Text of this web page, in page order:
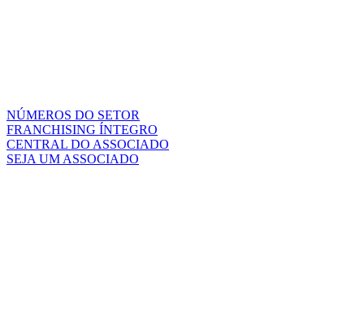
NÚMEROS DO SETOR
FRANCHISING ÍNTEGRO
CENTRAL DO ASSOCIADO
SEJA UM ASSOCIADO